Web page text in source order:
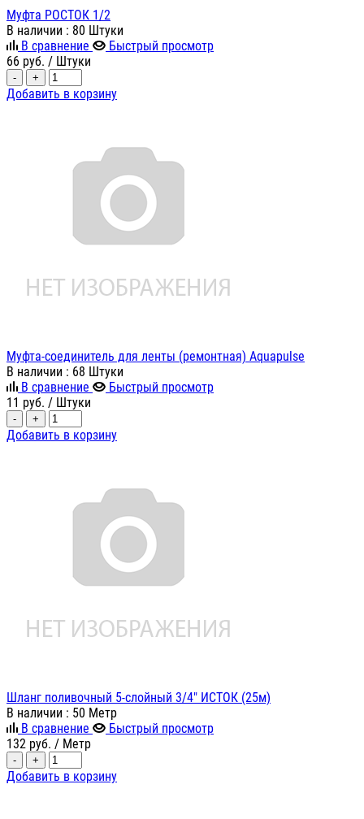
Муфта РОСТОК 1/2
В наличии : 80 Штуки
В сравнение
Быстрый просмотр
66 руб. / Штуки
- +
Добавить в корзину
Муфта-соединитель для ленты (ремонтная) Aquapulse
В наличии : 68 Штуки
В сравнение
Быстрый просмотр
11 руб. / Штуки
- +
Добавить в корзину
Шланг поливочный 5-слойный 3/4" ИСТОК (25м)
В наличии : 50 Метр
В сравнение
Быстрый просмотр
132 руб. / Метр
- +
Добавить в корзину